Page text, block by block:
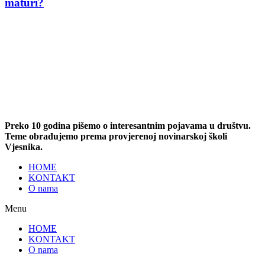
Preko 10 godina pišemo o interesantnim pojavama u društvu.
Teme obrađujemo prema provjerenoj novinarskoj školi
Vjesnika.
HOME
KONTAKT
O nama
Menu
HOME
KONTAKT
O nama